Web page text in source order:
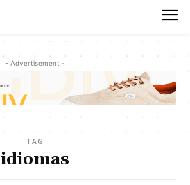
- Advertisement -
TAG
idiomas